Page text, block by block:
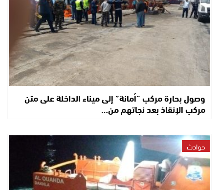
وصول بحارة مركب “أمانة” إلى ميناء الداخلة على متن
مركب الإنقاذ بعد نجاتهم من…
حوادث